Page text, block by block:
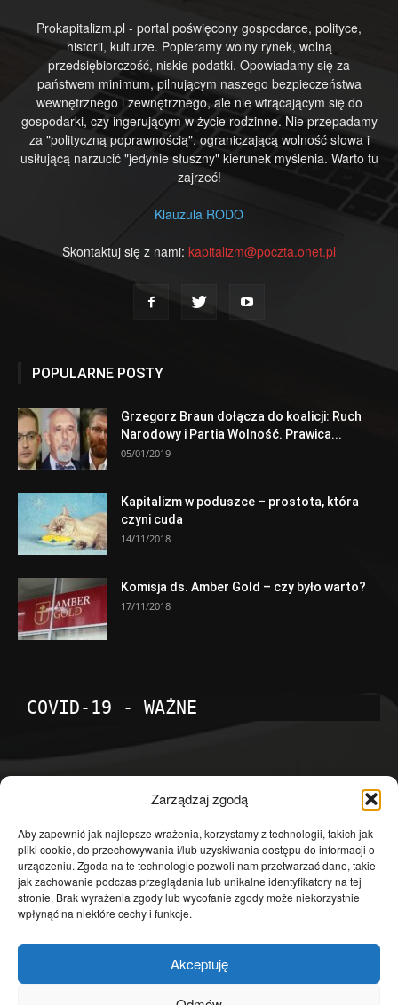
Zarządzaj zgodą
Aby zapewnić jak najlepsze wrażenia, korzystamy z technologii, takich jak
pliki cookie, do przechowywania i/lub uzyskiwania dostępu do informacji o
urządzeniu. Zgoda na te technologie pozwoli nam przetwarzać dane, takie
jak zachowanie podczas przeglądania lub unikalne identyfikatory na tej
stronie. Brak wyrażenia zgody lub wycofanie zgody może niekorzystnie
wpłynąć na niektóre cechy i funkcje.
Akceptuję
Prokapitalizm.pl - portal poświęcony gospodarce, polityce,
historii, kulturze. Popieramy wolny rynek, wolną
przedsiębiorczość, niskie podatki. Opowiadamy się za
państwem minimum, pilnującym naszego bezpieczeństwa
wewnętrznego i zewnętrznego, ale nie wtrącającym się do
gospodarki, czy ingerującym w życie rodzinne. Nie przepadamy
za "polityczną poprawnością", ograniczającą wolność słowa i
usiłującą narzucić "jedynie słuszny" kierunek myślenia. Warto tu
zajrzeć!
Klauzula RODO
Skontaktuj się z nami: kapitalizm@poczta.onet.pl
POPULARNE POSTY
Grzegorz Braun dołącza do koalicji: Ruch
Narodowy i Partia Wolność. Prawica...
05/01/2019
Kapitalizm w poduszce – prostota, która
czyni cuda
14/11/2018
Komisja ds. Amber Gold – czy było warto?
17/11/2018
COVID-19 - WAŻNE
Temat dnia
4601
Publicystyka
4363
Polityka
3639
Polska
Społeczeństwo
2823